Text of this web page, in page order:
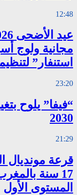
12:48
مجانية ولوج
استنفار”
23:20
“فيفا” يلوح
2030
21:29
قرعة مونديال
17 سنة
المستوى الأول